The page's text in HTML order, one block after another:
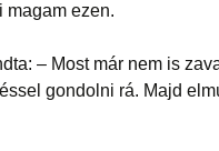
magam ezen.
– Most már nem is
gondolni rá. Majd